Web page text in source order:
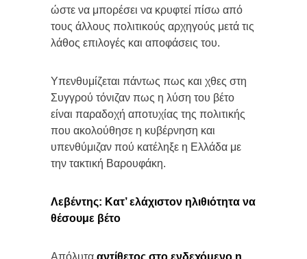
ώστε να μπορέσει να κρυφτεί πίσω από
τους άλλους πολιτικούς αρχηγούς μετά τις
λάθος επιλογές και αποφάσεις του.
Υπενθυμίζεται πάντως πως και χθες στη
Συγγρού τόνιζαν πως η λύση του βέτο
είναι παραδοχή αποτυχίας της πολιτικής
που ακολούθησε η κυβέρνηση και
υπενθύμιζαν πού κατέληξε η Ελλάδα με
την τακτική Βαρουφάκη.
Λεβέντης: Κατ’ ελάχιστον ηλιθιότητα να
θέσουμε βέτο
Απόλυτα αντίθετος στο ενδεχόμενο η